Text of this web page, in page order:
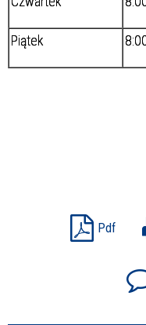
Piątek
Pdf